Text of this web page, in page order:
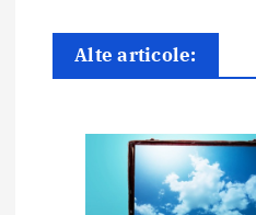
n
a
Alte articole: